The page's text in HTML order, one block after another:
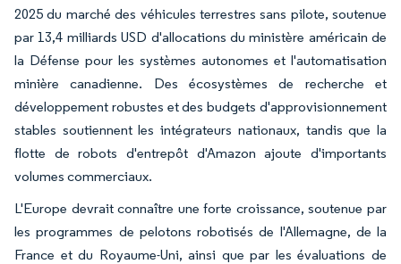
2025 du marché des véhicules terrestres sans pilote, soutenue
par 13,4 milliards USD d'allocations du ministère américain de
la Défense pour les systèmes autonomes et l'automatisation
minière canadienne. Des écosystèmes de recherche et
développement robustes et des budgets d'approvisionnement
stables soutiennent les intégrateurs nationaux, tandis que la
flotte de robots d'entrepôt d'Amazon ajoute d'importants
volumes commerciaux.
L'Europe devrait connaître une forte croissance, soutenue par
les programmes de pelotons robotisés de l'Allemagne, de la
France et du Royaume-Uni, ainsi que par les évaluations de